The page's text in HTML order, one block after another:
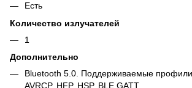
Есть
Количество излучателей
1
Дополнительно
Bluetooth 5.0. Поддерживаемые профили
AVRCP, HFP, HSP, BLE GATT.